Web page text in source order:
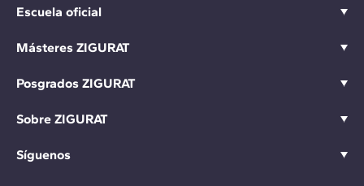
Escuela oficial
Másteres ZIGURAT
Posgrados ZIGURAT
Sobre ZIGURAT
Síguenos